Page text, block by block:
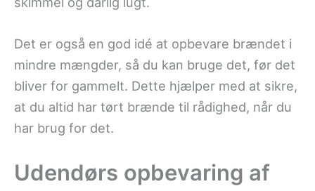
Det er også en god idé at opbevare brændet i
mindre mængder, så du kan bruge det, før det
bliver for gammelt. Dette hjælper med at sikre,
at du altid har tørt brænde til rådighed, når du
har brug for det.
Udendørs opbevaring af